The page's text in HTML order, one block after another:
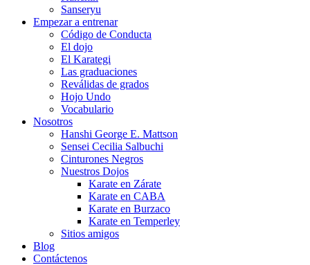
Sanseryu
Empezar a entrenar
Código de Conducta
El dojo
El Karategi
Las graduaciones
Reválidas de grados
Hojo Undo
Vocabulario
Nosotros
Hanshi George E. Mattson
Sensei Cecilia Salbuchi
Cinturones Negros
Nuestros Dojos
Karate en Zárate
Karate en CABA
Karate en Burzaco
Karate en Temperley
Sitios amigos
Blog
Contáctenos